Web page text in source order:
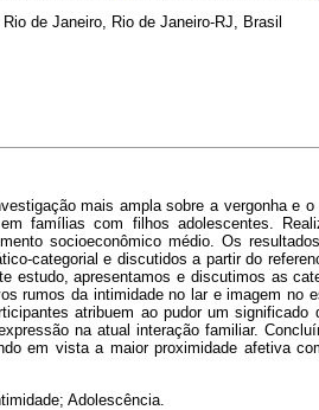
de Janeiro, Rio de Janeiro-RJ, Brasil
mais ampla sobre a vergonha e
famílias com filhos adolescentes.
socioeconômico médio. Os
categorial e discutidos a partir do
estudo, apresentamos e discutimos as
rumos da intimidade no lar e imagem no
atribuem ao pudor um
na atual interação familiar.
em vista a maior proximidade afetiva
Adolescência.